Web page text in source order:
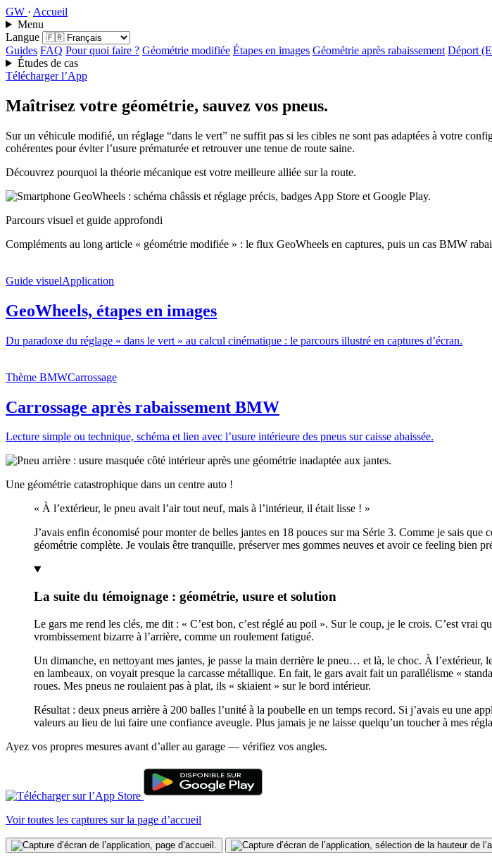
GW · Accueil
Menu
Langue
Guides FAQ Pour quoi faire ? Géométrie modifiée Étapes en images Géométrie après rabaissement Déport
Études de cas
Télécharger l’App
Maîtrisez votre géométrie, sauvez vos pneus.
Sur un véhicule modifié, un réglage “dans le vert” ne suffit pas si les cibles ne sont pas adaptées à votre
cohérentes pour éviter l’usure prématurée et retrouver une tenue de route saine.
Découvrez pourquoi la théorie mécanique est votre meilleure alliée sur la route.
Parcours visuel et guide approfondi
Compléments au long article « géométrie modifiée » : le flux GeoWheels en captures, puis un cas BMW
Guide visuelApplication
GeoWheels, étapes en images
Du paradoxe du réglage « dans le vert » au calcul cinématique : le parcours illustré en captures d’écran.
Thème BMWCarrossage
Carrossage après rabaissement BMW
Lecture simple ou technique, schéma et lien avec l’usure intérieure des pneus sur caisse abaissée.
Une géométrie catastrophique dans un centre auto !
« À l’extérieur, le pneu avait l’air tout neuf, mais à l’intérieur, il était lisse ! »
J’avais enfin économisé pour monter de belles jantes en 18 pouces sur ma Série 3. Comme je sais
géométrie complète. Je voulais être tranquille, préserver mes gommes neuves et avoir ce feeling bien
La suite du témoignage : géométrie, usure et solution
Le gars me rend les clés, me dit : « C’est bon, c’est réglé au poil ». Sur le coup, je le crois. C’est
vrombissement bizarre à l’arrière, comme un roulement fatigué.
Un dimanche, en nettoyant mes jantes, je passe la main derrière le pneu… et là, le choc. À
en lambeaux, on voyait presque la carcasse métallique. En fait, le gars avait fait un parallélisme «
roues. Mes pneus ne roulaient pas à plat, ils « skiaient » sur le bord intérieur.
Résultat : deux pneus arrière à 200 balles l’unité à la poubelle en un temps record. Si j’avais eu une
valeurs au lieu de lui faire une confiance aveugle. Plus jamais je ne laisse quelqu’un toucher à mes
Ayez vos propres mesures avant d’aller au garage — vérifiez vos angles.
Voir toutes les captures sur la page d’accueil